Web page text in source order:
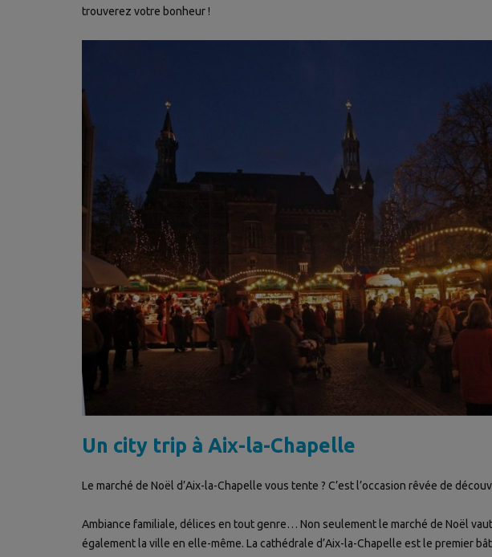
trouverez votre bonheur !
Un city trip à Aix-la-Chapelle
Le marché de Noël d’Aix-la-Chapelle vous tente ? C’est l’occasion rêvée de
Ambiance familiale, délices en tout genre… Non seulement le marché de Noël
également la ville en elle-même. La cathédrale d’Aix-la-Chapelle est le premier